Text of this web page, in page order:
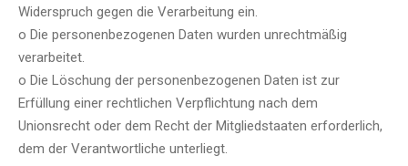
Widerspruch gegen die Verarbeitung ein.
o Die personenbezogenen Daten wurden unrechtmäßig
verarbeitet.
o Die Löschung der personenbezogenen Daten ist zur
Erfüllung einer rechtlichen Verpflichtung nach dem
Unionsrecht oder dem Recht der Mitgliedstaaten erforderlich,
dem der Verantwortliche unterliegt.